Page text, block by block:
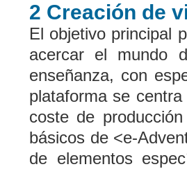
2 Creación de
El objetivo principal
acercar el mundo
enseñanza, con
plataforma se
coste de
básicos de <e-
de elementos